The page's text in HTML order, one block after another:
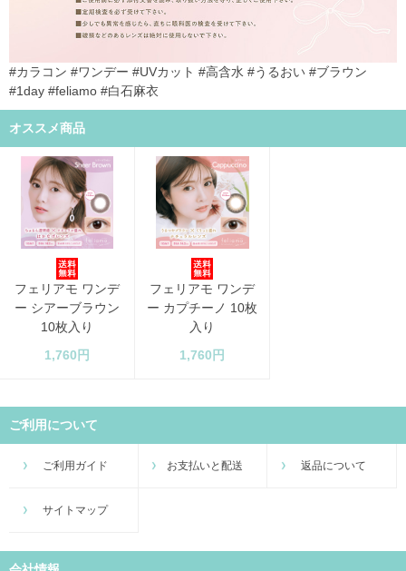
#カラコン #ワンデー #UVカット #高含水 #うるおい #ブラウン
#1day #feliamo #白石麻衣
オススメ商品
フェリアモ ワンデ
ー シアーブラウン
10枚入り
1,760円
フェリアモ ワンデ
ー カプチーノ 10枚
入り
1,760円
ご利用について
ご利用ガイド お支払いと配送 返品について
サイトマップ